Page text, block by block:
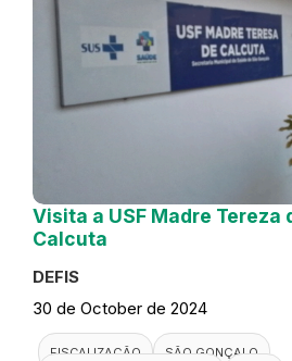
Visita a USF Madre Tereza
Calcuta
DEFIS
30 de October de 2024
FISCALIZAÇÃO
SÃO GONÇALO